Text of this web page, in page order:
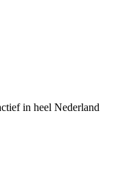
in heel Nederland